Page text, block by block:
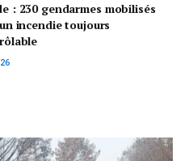
: 230 gendarmes mobilisés
incendie toujours